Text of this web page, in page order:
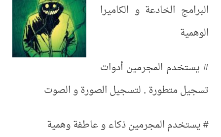
البرامج الخادعة و الكاميرا
الوهمية
# يستخدم المجرمين أدوات
تسجيل متطورة , لتسجيل الصورة و الصوت
# يستخدم المجرمين ذكاء و عاطفة وهمية